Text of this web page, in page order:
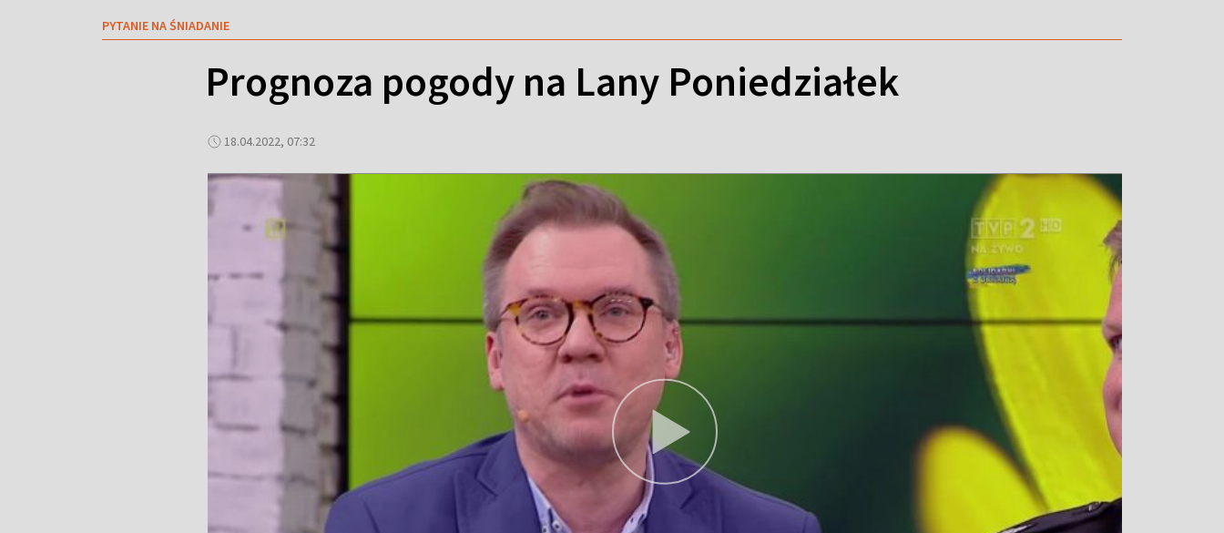
PYTANIE NA ŚNIADANIE
Prognoza pogody na Lany Poniedziałek
18.04.2022, 07:32